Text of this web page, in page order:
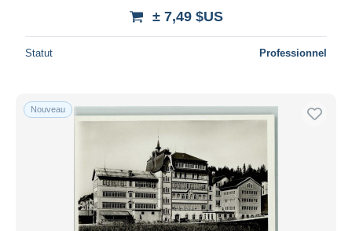
± 7,49 $US
Statut Professionnel
Nouveau